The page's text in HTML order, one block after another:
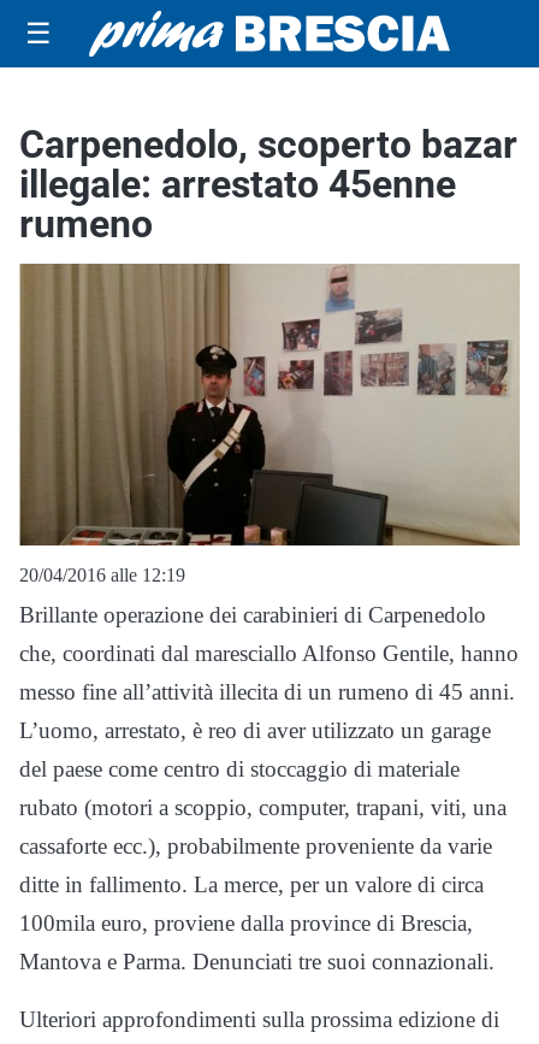
☰
Carpenedolo, scoperto bazar
illegale: arrestato 45enne
rumeno
20/04/2016 alle 12:19
Brillante operazione dei carabinieri di Carpenedolo
che, coordinati dal maresciallo Alfonso Gentile, hanno
messo fine all’attività illecita di un rumeno di 45 anni.
L’uomo, arrestato, è reo di aver utilizzato un garage
del paese come centro di stoccaggio di materiale
rubato (motori a scoppio, computer, trapani, viti, una
cassaforte ecc.), probabilmente proveniente da varie
ditte in fallimento. La merce, per un valore di circa
100mila euro, proviene dalla province di Brescia,
Mantova e Parma. Denunciati tre suoi connazionali.
Ulteriori approfondimenti sulla prossima edizione di